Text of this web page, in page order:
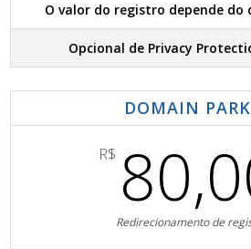
O valor do registro depende do
Opcional de Privacy
DOMAIN
R$
Redirecionamento de